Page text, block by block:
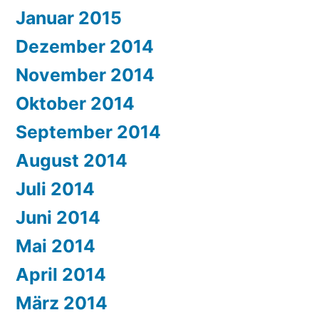
Januar 2015
Dezember 2014
November 2014
Oktober 2014
September 2014
August 2014
Juli 2014
Juni 2014
Mai 2014
April 2014
März 2014